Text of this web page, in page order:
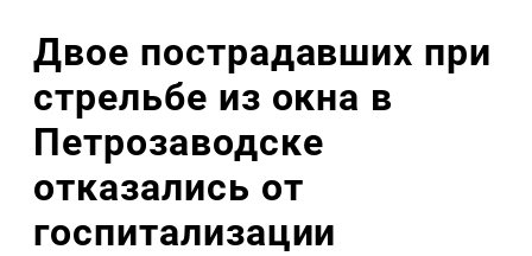
Двое пострадавших при
стрельбе из окна в
Петрозаводске
отказались от
госпитализации